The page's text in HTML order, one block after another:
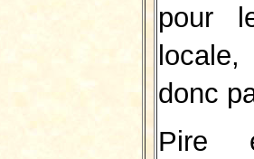
pour
donc
Pire